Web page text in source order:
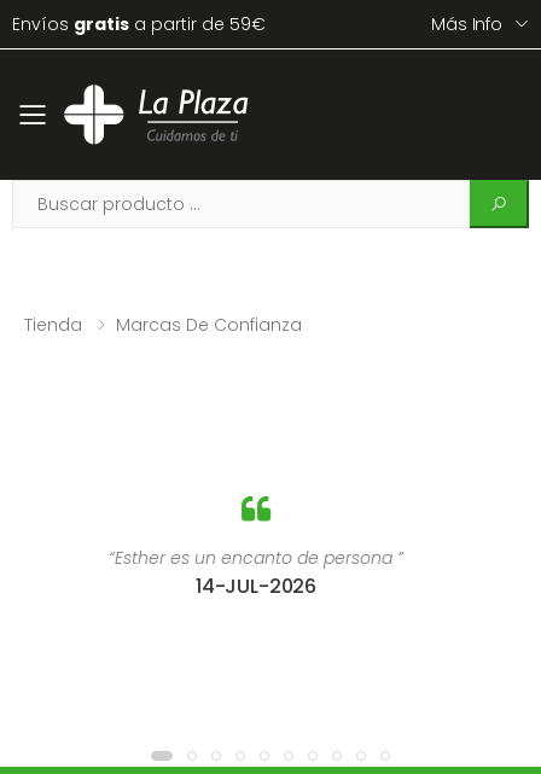
Envíos gratis a partir de 59€ Más Info
Toggle mobile menu
Tienda Marcas De Confianza
“Estoy súper contenta con el